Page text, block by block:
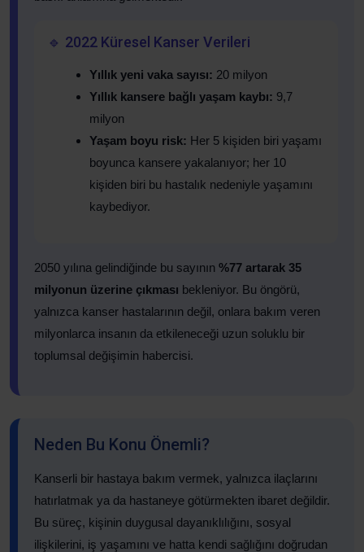
🔹 2022 Küresel Kanser Verileri
Yıllık yeni vaka sayısı: 20 milyon
Yıllık kansere bağlı yaşam kaybı: 9,7
milyon
Yaşam boyu risk: Her 5 kişiden biri yaşamı
boyunca kansere yakalanıyor; her 10
kişiden biri bu hastalık nedeniyle yaşamını
kaybediyor.
2050 yılına gelindiğinde bu sayının %77 artarak 35
milyonun üzerine çıkması bekleniyor. Bu öngörü,
yalnızca kanser hastalarının değil, onlara bakım veren
milyonlarca insanın da etkileneceği uzun soluklu bir
toplumsal değişimin habercisi.
Neden Bu Konu Önemli?
Kanserli bir hastaya bakım vermek, yalnızca ilaçlarını
hatırlatmak ya da hastaneye götürmekten ibaret değildir.
Bu süreç, kişinin duygusal dayanıklılığını, sosyal
ilişkilerini, iş yaşamını ve hatta kendi sağlığını doğrudan